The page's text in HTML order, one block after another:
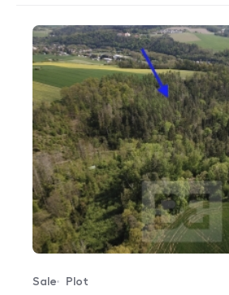
Offer type
Sale
Property type
Plot